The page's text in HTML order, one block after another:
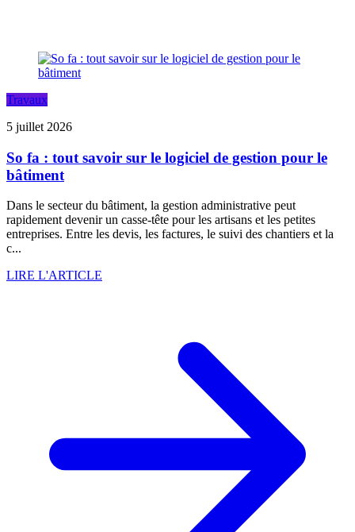
Travaux
5 juillet 2026
So fa : tout savoir sur le logiciel de gestion pour le
bâtiment
Dans le secteur du bâtiment, la gestion administrative peut
rapidement devenir un casse-tête pour les artisans et les petites
entreprises. Entre les devis, les factures, le suivi des chantiers et la
c...
LIRE L'ARTICLE